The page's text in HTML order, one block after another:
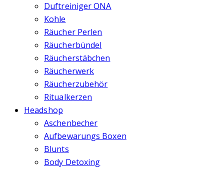
Duftreiniger ONA
Kohle
Räucher Perlen
Räucherbündel
Räucherstäbchen
Räucherwerk
Räucherzubehör
Ritualkerzen
Headshop
Aschenbecher
Aufbewarungs Boxen
Blunts
Body Detoxing